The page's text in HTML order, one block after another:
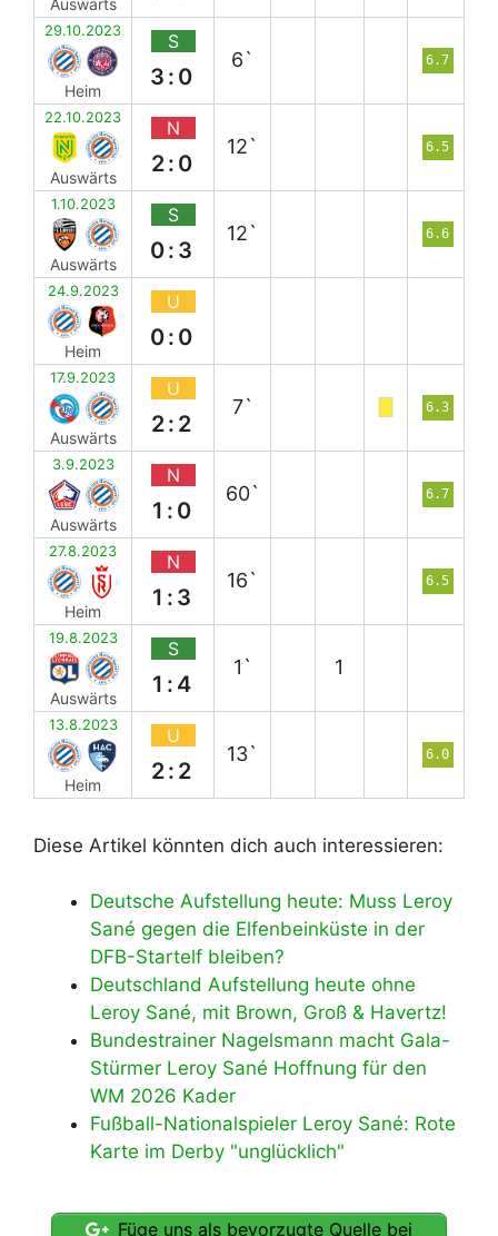
29.10.2023
Heim
S
3:0
6` 6.7
22.10.2023
Auswärts
N
2:0
12` 6.5
1.10.2023
Auswärts
S
0:3
12` 6.6
24.9.2023
Heim
U
0:0
17.9.2023
Auswärts
U
2:2
7` 6.3
3.9.2023
Auswärts
N
1:0
60` 6.7
27.8.2023
Heim
N
1:3
16` 6.5
19.8.2023
Auswärts
S
1:4
1` 1
13.8.2023
Heim
U
2:2
13` 6.0
Diese Artikel könnten dich auch interessieren:
Deutsche Aufstellung heute: Muss Leroy
Sané gegen die Elfenbeinküste in der
DFB-Startelf bleiben?
Deutschland Aufstellung heute ohne
Leroy Sané, mit Brown, Groß & Havertz!
Bundestrainer Nagelsmann macht Gala-
Stürmer Leroy Sané Hoffnung für den
WM 2026 Kader
Fußball-Nationalspieler Leroy Sané: Rote
Karte im Derby "unglücklich"
Füge uns als bevorzugte Quelle bei